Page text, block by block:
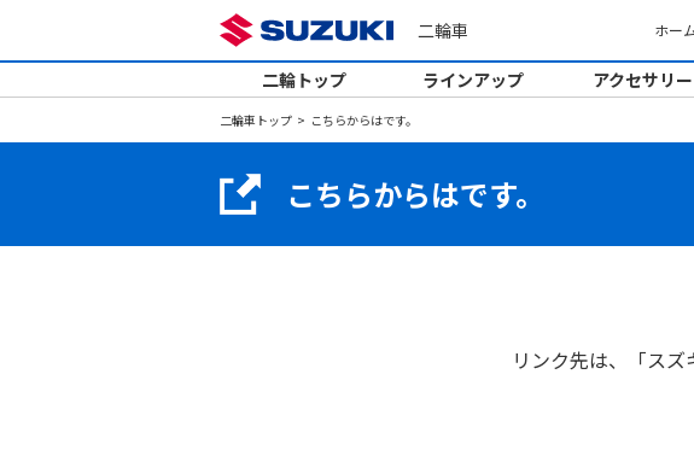
二輪車 ホー
二輪トップ ラインアップ アクセサリー
二輪車トップ こちらからはです。
こちらからはです。
リンク先は、「スズ